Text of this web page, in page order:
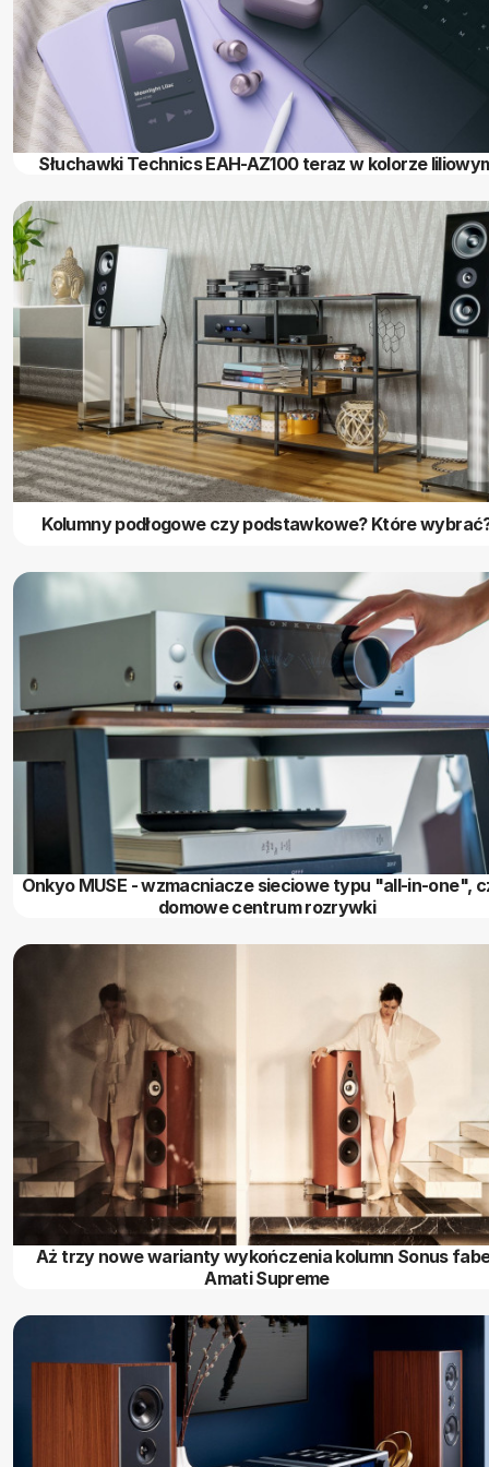
Słuchawki Technics EAH-AZ100 teraz w kolorze
Kolumny podłogowe czy podstawkowe? Które
Onkyo MUSE - wzmacniacze sieciowe typu "all-in-one",
domowe centrum rozrywki
Aż trzy nowe warianty wykończenia kolumn Sonus
Amati Supreme